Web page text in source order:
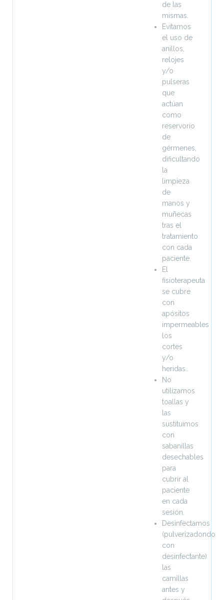
de las
mismas.
Evitamos
el uso de
anillos,
relojes
y/o
pulseras
que
actúan
como
reservorio
de
gérmenes,
dificultando
la
limpieza
de
manos y
muñecas
tras el
tratamiento
con cada
paciente.
El
fisioterapeuta
se cubre
con
apósitos
impermeables
los
cortes
y/o
heridas..
No
utilizamos
toallas y
las
sustituimos
con
sabanillas
desechables
para
cubrir al
paciente
en cada
sesión.
Desinfectamos
(pulverizadondo
con
desinfectante)
las
camillas
antes y